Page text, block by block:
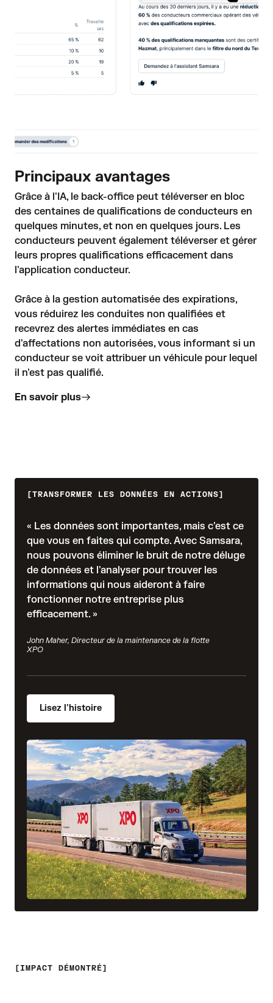
Principaux avantages
Grâce à l'IA, le back-office peut téléverser en bloc
des centaines de qualifications de conducteurs en
quelques minutes, et non en quelques jours. Les
conducteurs peuvent également téléverser et gérer
leurs propres qualifications efficacement dans
l'application conducteur.
Grâce à la gestion automatisée des expirations,
vous réduirez les conduites non qualifiées et
recevrez des alertes immédiates en cas
d'affectations non autorisées, vous informant si un
conducteur se voit attribuer un véhicule pour lequel
il n'est pas qualifié.
En savoir plus
TRANSFORMER LES DONNÉES EN ACTIONS
« Les données sont importantes, mais c'est ce
que vous en faites qui compte. Avec Samsara,
nous pouvons éliminer le bruit de notre déluge
de données et l'analyser pour trouver les
informations qui nous aideront à faire
fonctionner notre entreprise plus
efficacement. »
John Maher, Directeur de la maintenance de la flotte
XPO
Lisez l'histoire
IMPACT DÉMONTRÉ